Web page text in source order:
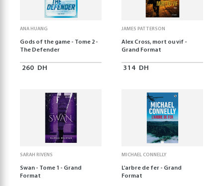
ANA HUANG
Gods of the game - Tome 2 -
The Defender
260 DH
JAMES PATTERSON
Alex Cross, mort ou vif -
Grand Format
314 DH
SARAH RIVENS
Swan - Tome 1 - Grand
Format
MICHAEL CONNELLY
L'arbre de fer - Grand
Format